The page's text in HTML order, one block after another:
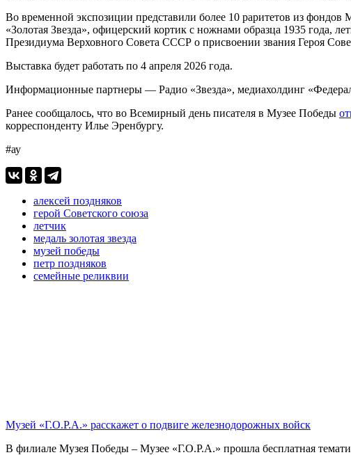
Во временной экспозиции представили более 10 раритетов из
«Золотая Звезда», офицерский кортик с ножнами образца 1935
Президиума Верховного Совета СССР о присвоении звания Героя
Выставка будет работать по 4 апреля 2026 года.
Информационные партнеры — Радио «Звезда», медиахолдинг
Ранее сообщалось, что во Всемирный день писателя в Музее Победы
корреспонденту Илье Эренбургу.
#ау
алексей поздняков
герой Советского союза
летчик
медаль золотая звезда
музей победы
петр поздняков
семейные реликвии
Музей «Г.О.Р.А.» расскажет о подвиге железнодорожных войск
В филиале Музея Победы – Музее «Г.О.Р.А.» прошла бесплатная